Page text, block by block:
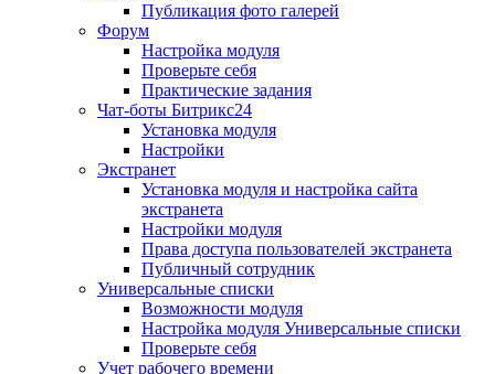
Публикация фото галерей
Форум
Настройка модуля
Проверьте себя
Практические задания
Чат-боты Битрикс24
Установка модуля
Настройки
Экстранет
Установка модуля и настройка сайта
экстранета
Настройки модуля
Права доступа пользователей экстранета
Публичный сотрудник
Универсальные списки
Возможности модуля
Настройка модуля Универсальные списки
Проверьте себя
Учет рабочего времени